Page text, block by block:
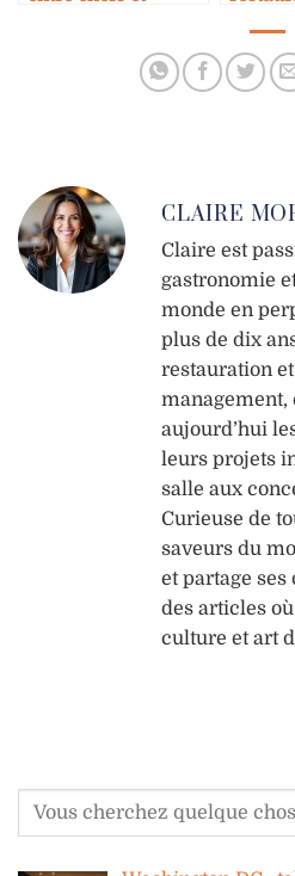
croître
CLAIRE
Claire est
gastronomie
monde en
plus de dix
restauration
management,
aujourd’hui
leurs projets
salle aux
Curieuse de
saveurs du
et partage
des articles
culture et art